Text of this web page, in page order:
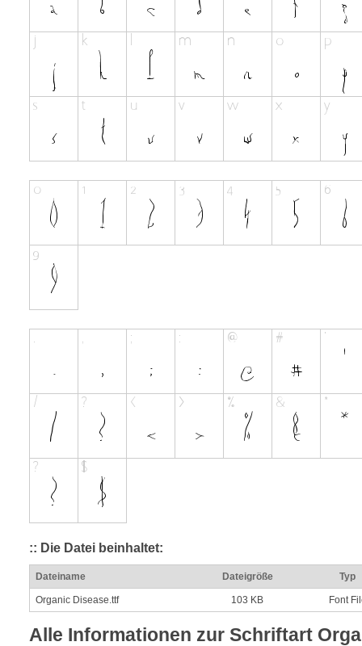
:: Die Datei beinhaltet:
Dateiname Dateigröße Typ
Organic Disease.ttf 103 KB Font
Alle Informationen zur Schriftart